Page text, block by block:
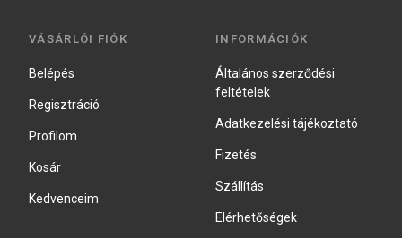
VÁSÁRLÓI FIÓK
Belépés
Regisztráció
Profilom
Kosár
Kedvenceim
INFORMÁCIÓK
Általános szerződési
feltételek
Adatkezelési tájékoztató
Fizetés
Szállítás
Elérhetőségek